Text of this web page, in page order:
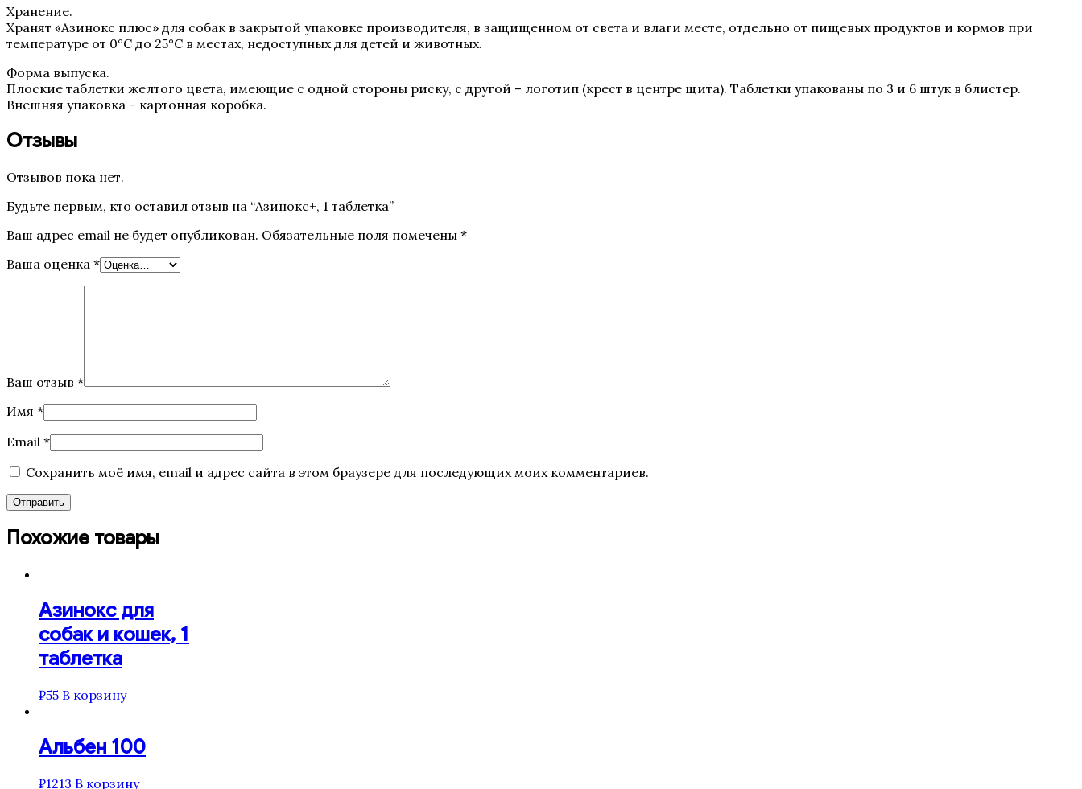
Хранение.
Хранят «Азинокс плюс» для собак в закрытой упаковке производителя, в защищенном от света и влаги месте, отдельно от пищевых продуктов и кормов при
температуре от 0°С до 25°С в местах, недоступных для детей и животных.
Форма выпуска.
Плоские таблетки желтого цвета, имеющие с одной стороны риску, с другой – логотип (крест в центре щита). Таблетки упакованы по 3 и 6 штук в блистер.
Внешняя упаковка – картонная коробка.
Отзывы
Отзывов пока нет.
Будьте первым, кто оставил отзыв на “Азинокс+, 1 таблетка”
Ваш адрес email не будет опубликован. Обязательные поля помечены *
Ваша оценка *
Ваш отзыв *
Имя *
Email *
Сохранить моё имя, email и адрес сайта в этом браузере для последующих моих комментариев.
Похожие товары
Азинокс для
собак и кошек, 1
таблетка
₽55 В корзину
Альбен 100
₽1213 В корзину